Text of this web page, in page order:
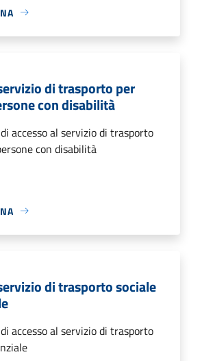
di trasporto per
con disabilità
accesso al servizio di trasporto
con disabilità
di trasporto sociale
accesso al servizio di trasporto